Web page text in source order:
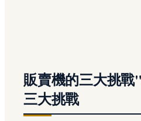
販賣機的三大挑
三大挑戰